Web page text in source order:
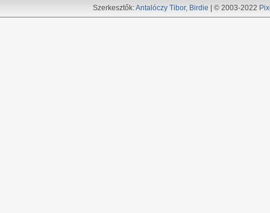
Szerkesztők:Antalóczy Tibor, Birdie | © 2003-2022